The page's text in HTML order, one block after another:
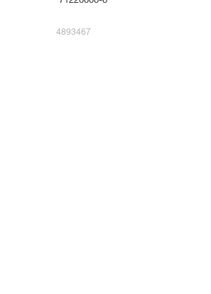
4893467